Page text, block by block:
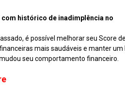
histórico de inadimplência no
é possível melhorar seu Score de
mais saudáveis e manter um
seu comportamento financeiro.